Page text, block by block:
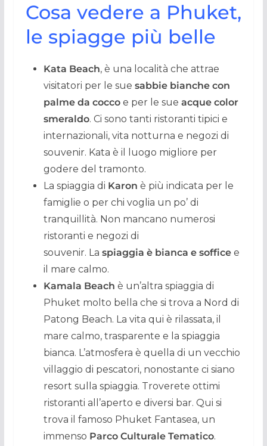
Cosa vedere a Phuket,
le spiagge più belle
Kata Beach, è una località che attrae
visitatori per le sue sabbie bianche con
palme da coccoe per le sue acque color
smeraldo. Ci sono tanti ristoranti tipici e
internazionali, vita notturna e negozi di
souvenir. Kata è il luogo migliore per
godere del tramonto.
La spiaggia di Karon è più indicata per le
famiglie o per chi voglia un po’ di
tranquillità. Non mancano numerosi
ristoranti e negozi di
souvenir. La spiaggia è bianca e sofficee
il mare calmo.
Kamala Beach è un’altra spiaggia di
Phuket molto bella che si trova a Nord di
Patong Beach. La vita qui è rilassata, il
mare calmo, trasparente e la spiaggia
bianca. L’atmosfera è quella di un vecchio
villaggio di pescatori, nonostante ci siano
resort sulla spiaggia. Troverete ottimi
ristoranti all’aperto e diversi bar. Qui si
trova il famoso Phuket Fantasea, un
immenso Parco Culturale Tematico.